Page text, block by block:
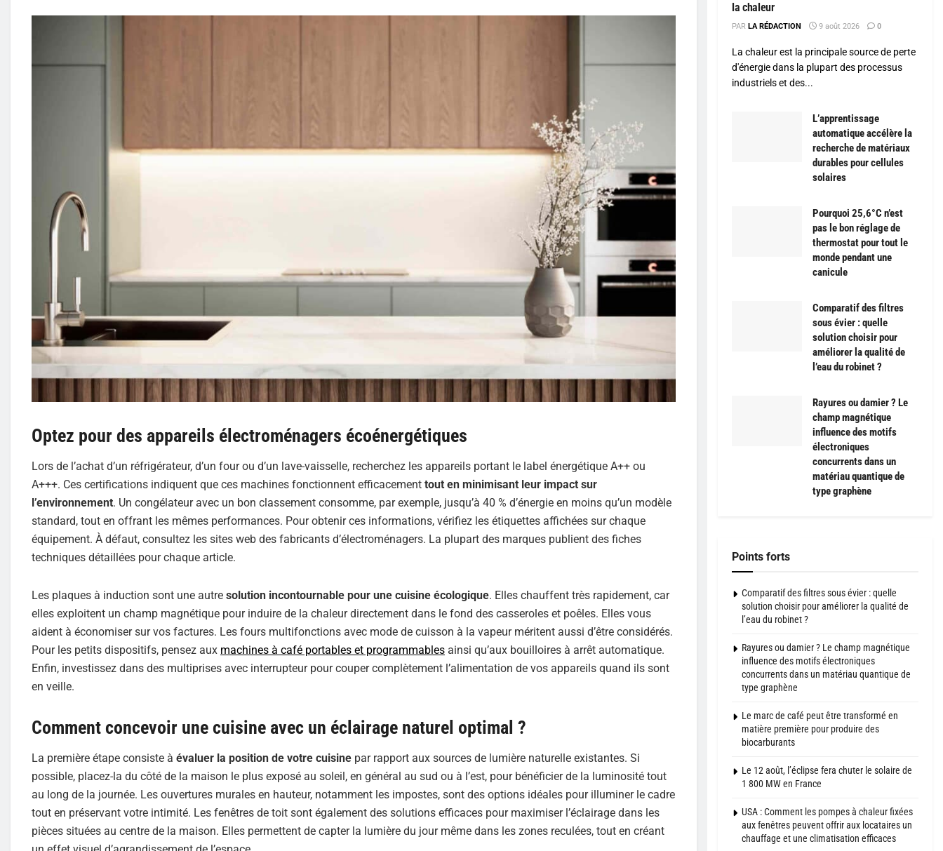
Optez pour des appareils électroménagers écoénergétiques
Lors de l’achat d’un réfrigérateur, d’un four ou d’un lave-vaisselle, recherchez les appareils portant le label énergétique A++ ou
A+++. Ces certifications indiquent que ces machines fonctionnent efficacement tout en minimisant leur impact sur
l’environnement. Un congélateur avec un bon classement consomme, par exemple, jusqu’à 40 % d’énergie en moins qu’un modèle
standard, tout en offrant les mêmes performances. Pour obtenir ces informations, vérifiez les étiquettes affichées sur chaque
équipement. À défaut, consultez les sites web des fabricants d’électroménagers. La plupart des marques publient des fiches
techniques détaillées pour chaque article.
Les plaques à induction sont une autre solution incontournable pour une cuisine écologique. Elles chauffent très rapidement, car
elles exploitent un champ magnétique pour induire de la chaleur directement dans le fond des casseroles et poêles. Elles vous
aident à économiser sur vos factures. Les fours multifonctions avec mode de cuisson à la vapeur méritent aussi d’être considérés.
Pour les petits dispositifs, pensez aux machines à café portables et programmables ainsi qu’aux bouilloires à arrêt automatique.
Enfin, investissez dans des multiprises avec interrupteur pour couper complètement l’alimentation de vos appareils quand ils sont
en veille.
Comment concevoir une cuisine avec un éclairage naturel optimal ?
La première étape consiste à évaluer la position de votre cuisine par rapport aux sources de lumière naturelle existantes. Si
possible, placez-la du côté de la maison le plus exposé au soleil, en général au sud ou à l’est, pour bénéficier de la luminosité tout
au long de la journée. Les ouvertures murales en hauteur, notamment les impostes, sont des options idéales pour illuminer le cadre
tout en préservant votre intimité. Les fenêtres de toit sont également des solutions efficaces pour maximiser l’éclairage dans les
pièces situées au centre de la maison. Elles permettent de capter la lumière du jour même dans les zones reculées, tout en créant
la chaleur
PAR LA RÉDACTION 9 août 2026 0
La chaleur est la principale source de perte
d'énergie dans la plupart des processus
industriels et des...
L’apprentissage
automatique accélère la
recherche de matériaux
durables pour cellules
solaires
Pourquoi 25,6°C n’est
pas le bon réglage de
thermostat pour tout le
monde pendant une
canicule
Comparatif des filtres
sous évier : quelle
solution choisir pour
améliorer la qualité de
l’eau du robinet ?
Rayures ou damier ? Le
champ magnétique
influence des motifs
électroniques
concurrents dans un
matériau quantique de
type graphène
Points forts
Comparatif des filtres sous évier : quelle
solution choisir pour améliorer la qualité de
l’eau du robinet ?
Rayures ou damier ? Le champ magnétique
influence des motifs électroniques
concurrents dans un matériau quantique de
type graphène
Le marc de café peut être transformé en
matière première pour produire des
biocarburants
Le 12 août, l’éclipse fera chuter le solaire de
1 800 MW en France
USA : Comment les pompes à chaleur fixées
aux fenêtres peuvent offrir aux locataires un
chauffage et une climatisation efficaces